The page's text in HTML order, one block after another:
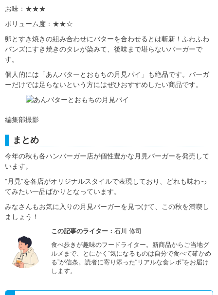
お味：★★★
ボリューム度：★★☆
卵とすき焼きの組み合わせにバターを合わせるとは斬新！ふわふわ
バンズにすき焼きのタレが染みて、後味まで堪らないバーガーで
す。
個人的には「あんバターとおもちの月見パイ」も絶品です。バーガ
ーだけでは足らないという方にはぜひおすすめしたい商品です。
編集部撮影
まとめ
今年の秋も各ハンバーガー店が個性豊かな月見バーガーを発売して
います。
”月見”を各店がオリジナルスタイルで表現しており、どれも味わっ
てみたい一品ばかりとなっています。
みなさんもお気に入りの月見バーガーを見つけて、この秋を満喫し
ましょう！
この記事のライター： 石川 修司
食べ歩きが趣味のフードライター。新商品からご当地グ
ルメまで、とにかく“気になるものは自分で食べて確かめ
る”が信条。読者に寄り添った“リアルな食レポ”をお届け
します。